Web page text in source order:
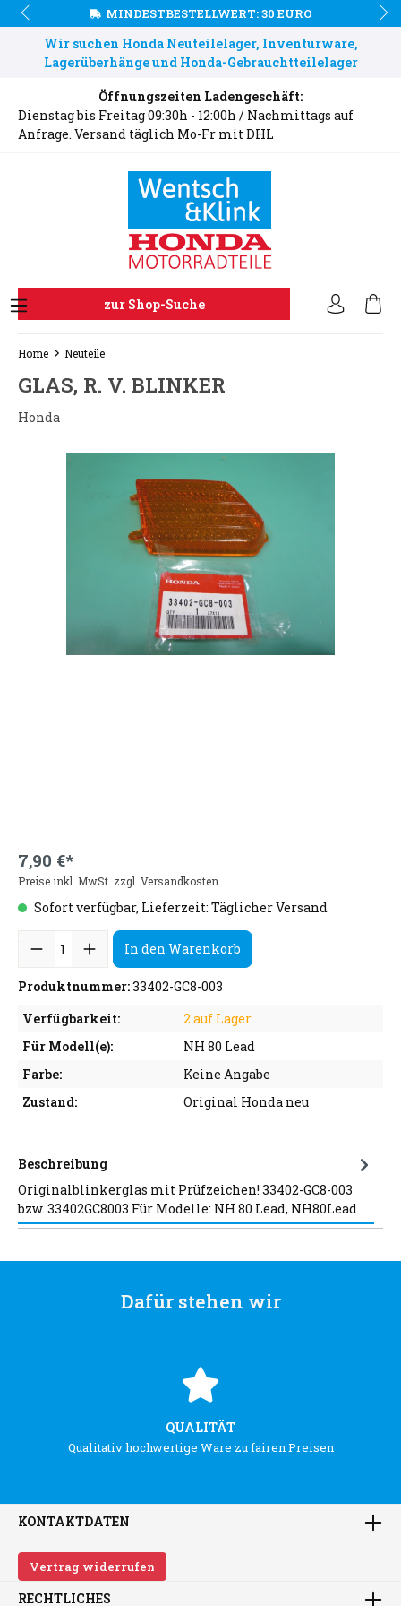
MINDESTBESTELLWERT: 30 EURO
Wir suchen Honda Neuteilelager, Inventurware,
Lagerüberhänge und Honda-Gebrauchtteilelager
Öffnungszeiten Ladengeschäft:
Dienstag bis Freitag 09:30h - 12:00h / Nachmittags auf
Anfrage. Versand täglich Mo-Fr mit DHL
zur Shop-Suche
Home Neuteile
GLAS, R. V. BLINKER
Honda
7,90 €*
Preise inkl. MwSt. zzgl. Versandkosten
Sofort verfügbar, Lieferzeit: Täglicher Versand
In den Warenkorb
Produktnummer:33402-GC8-003
Verfügbarkeit:
2 auf Lager
Für Modell(e):
NH 80 Lead
Farbe:
Keine Angabe
Zustand:
Original Honda neu
Beschreibung
Originalblinkerglas mit Prüfzeichen! 33402-GC8-003
bzw. 33402GC8003 Für Modelle: NH 80 Lead, NH80Lead
Dafür stehen wir
QUALITÄT
Qualitativ hochwertige Ware zu fairen Preisen
KONTAKTDATEN
Vertrag widerrufen
RECHTLICHES